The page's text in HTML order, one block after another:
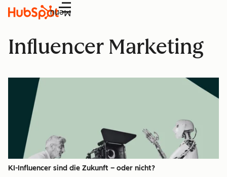
Menü
Influencer Marketing
KI-Influencer sind die Zukunft – oder nicht?